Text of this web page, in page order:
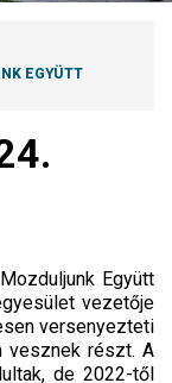
EGYÜTT
Együtt
vezetője
versenyezteti
vesznek részt. A
de 2022-től